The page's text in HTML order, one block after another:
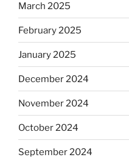
March 2025
February 2025
January 2025
December 2024
November 2024
October 2024
September 2024